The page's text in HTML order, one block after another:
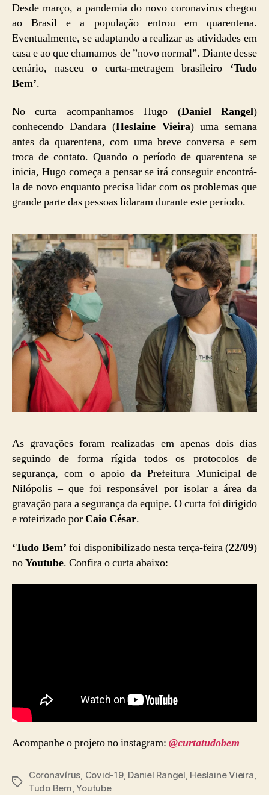
Desde março, a pandemia do novo coronavírus chegou
ao Brasil e a população entrou em quarentena.
Eventualmente, se adaptando a realizar as atividades em
casa e ao que chamamos de ”novo normal”. Diante desse
cenário, nasceu o curta-metragem brasileiro ‘Tudo
Bem’.
No curta acompanhamos Hugo (Daniel Rangel)
conhecendo Dandara (Heslaine Vieira) uma semana
antes da quarentena, com uma breve conversa e sem
troca de contato. Quando o período de quarentena se
inicia, Hugo começa a pensar se irá conseguir encontrá-
la de novo enquanto precisa lidar com os problemas que
grande parte das pessoas lidaram durante este período.
As gravações foram realizadas em apenas dois dias
seguindo de forma rígida todos os protocolos de
segurança, com o apoio da Prefeitura Municipal de
Nilópolis – que foi responsável por isolar a área da
gravação para a segurança da equipe. O curta foi dirigido
e roteirizado por Caio César.
‘Tudo Bem’ foi disponibilizado nesta terça-feira (22/09)
noYoutube. Confira o curta abaixo:
Acompanhe o projeto no instagram: @curtatudobem
Tags
Coronavírus, Covid-19, Daniel Rangel, Heslaine Vieira,
Tudo Bem,Youtube